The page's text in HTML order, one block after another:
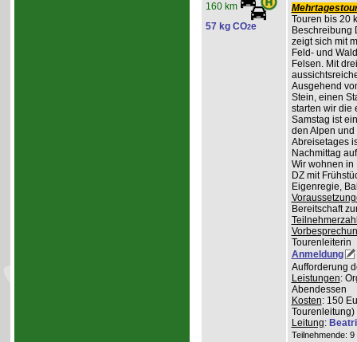
160 km
57 kg CO2e
Touren bis 20
Beschreibung
zeigt sich mit
Feld- und
Felsen. Mit
Ausgehend
Stein, einen
starten wir die
Samstag ist
den Alpen
Abreisetages
Nachmittag
Wir wohnen in
DZ mit
Eigenregie,
Bereitschaft
Tourenleiterin
Anmeldung
Aufforderung
Leistungen:
Abendessen
Kosten: 150
Tourenleitung)
Leitung:
Teilnehmende: